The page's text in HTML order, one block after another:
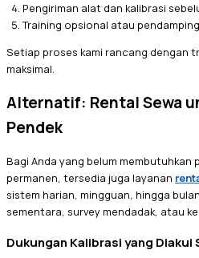
Pengiriman alat dan kalibrasi
Training opsional atau
Setiap proses kami rancang dengan
maksimal.
Alternatif: Rental Sewa
Pendek
Bagi Anda yang belum membutuhkan
permanen, tersedia juga layanan
sistem harian, mingguan, hingga
sementara, survey mendadak, atau
Dukungan Kalibrasi yang Diakui